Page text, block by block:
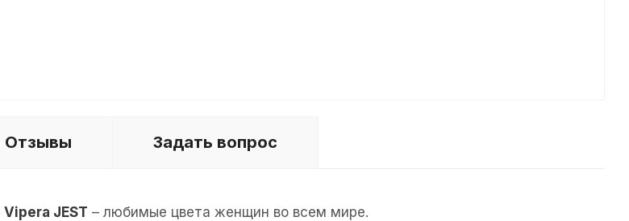
Отзывы Задать вопрос
Vipera JEST – любимые цвета женщин во всем мире.